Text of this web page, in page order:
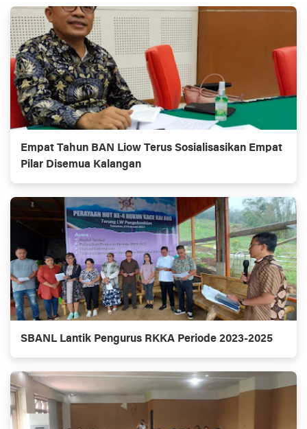
Empat Tahun BAN Liow Terus Sosialisasikan Empat
Pilar Disemua Kalangan
SBANL Lantik Pengurus RKKA Periode 2023-2025